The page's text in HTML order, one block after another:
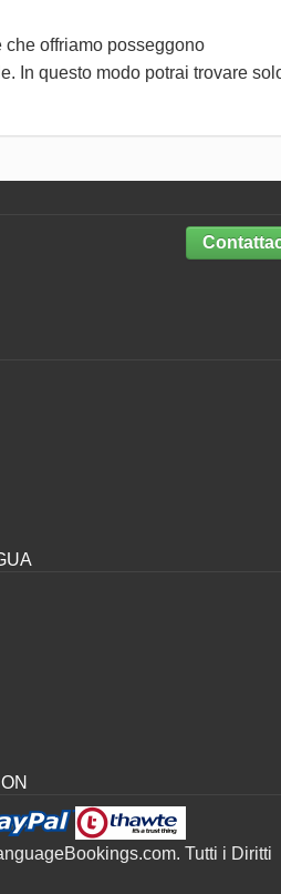
offriamo posseggono
In questo modo potrai trovare
Tutti i Diritti